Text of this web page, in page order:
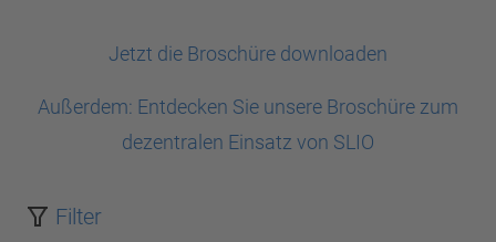
Jetzt die Broschüre downloaden
Außerdem: Entdecken Sie unsere Broschüre zum
dezentralen Einsatz von SLIO
Filter